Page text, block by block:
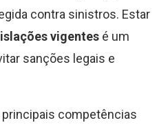
contra sinistros. Estar
vigentes é um
sanções legais e
competências